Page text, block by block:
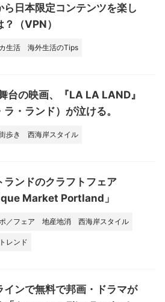
ら日本限定コンテンツを楽し
？（VPN）
生活 海外生活のTips
台の映画、『LA LA LAND』
ラ・ランド）が泣ける。
歩き 西海岸スタイル
ランドのクラフトフェア
Market Portland」
／フェア 地産地消 西海岸スタイル
レンド
インで無料で邦画・ドラマが